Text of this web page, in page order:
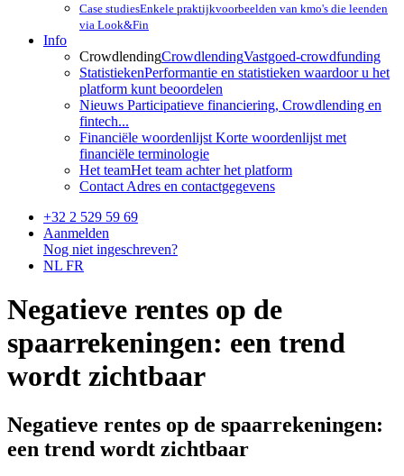
Case studiesEnkele praktijkvoorbeelden van kmo's die leenden
via Look&Fin
Info
CrowdlendingCrowdlendingVastgoed-crowdfunding
StatistiekenPerformantie en statistieken waardoor u het
platform kunt beoordelen
Nieuws Participatieve financiering, Crowdlending en
fintech...
Financiële woordenlijst Korte woordenlijst met
financiële terminologie
Het teamHet team achter het platform
Contact Adres en contactgegevens
+32 2 529 59 69
Aanmelden
Nog niet ingeschreven?
NL FR
Negatieve rentes op de
spaarrekeningen: een trend
wordt zichtbaar
Negatieve rentes op de spaarrekeningen:
een trend wordt zichtbaar